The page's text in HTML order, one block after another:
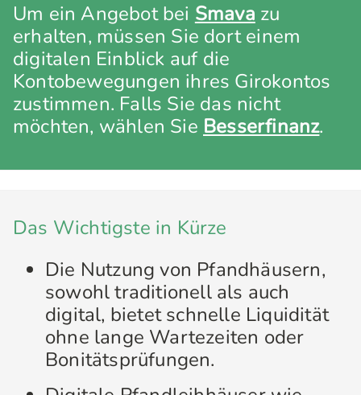
Um ein Angebot bei Smava zu
erhalten, müssen Sie dort einem
digitalen Einblick auf die
Kontobewegungen ihres Girokontos
zustimmen. Falls Sie das nicht
möchten, wählen Sie Besserfinanz.
Das Wichtigste in Kürze
Die Nutzung von Pfandhäusern,
sowohl traditionell als auch
digital, bietet schnelle Liquidität
ohne lange Wartezeiten oder
Bonitätsprüfungen.